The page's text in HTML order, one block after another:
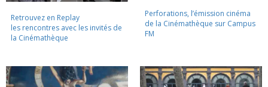
Retrouvez en Replay
les rencontres avec les invités de
la Cinémathèque
Perforations, l’émission cinéma
de la Cinémathèque sur Campus
FM